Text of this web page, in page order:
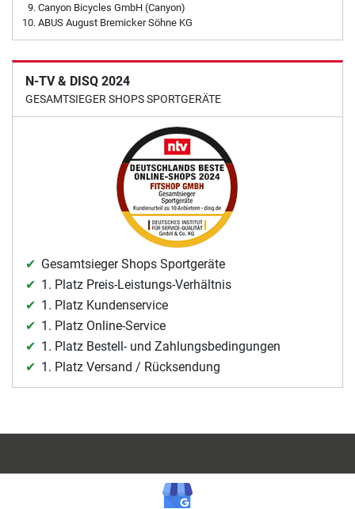
Canyon Bicycles GmbH (Canyon)
ABUS August Bremicker Söhne KG
N-TV & DISQ 2024
GESAMTSIEGER SHOPS SPORTGERÄTE
Gesamtsieger Shops Sportgeräte
1. Platz Preis-Leistungs-Verhältnis
1. Platz Kundenservice
1. Platz Online-Service
1. Platz Bestell- und Zahlungsbedingungen
1. Platz Versand / Rücksendung